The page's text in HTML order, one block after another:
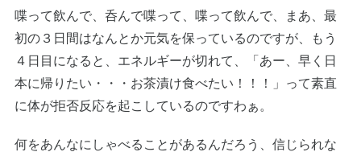
喋って飲んで、呑んで喋って、喋って飲んで、まあ、最
初の３日間はなんとか元気を保っているのですが、もう
４日目になると、エネルギーが切れて、「あー、早く日
本に帰りたい・・・お茶漬け食べたい！！！」って素直
に体が拒否反応を起こしているのですわぁ。
何をあんなにしゃべることがあるんだろう、信じられな